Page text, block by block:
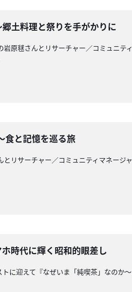
土料理と祭りを手がかりに
原毬さんとリサーチャー／コミュニテ
食と記憶を巡る旅
リサーチャー／コミュニティマネー
時代に輝く昭和的眼差し
に迎えて『なぜいま「純喫茶」なのか